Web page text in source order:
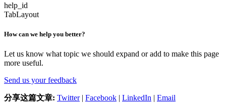
help_id
TabLayout
How can we help you better?
Let us know what topic we should expand or add to make this page
more useful.
Send us your feedback
分享这篇文章: Twitter| Facebook | LinkedIn | Email